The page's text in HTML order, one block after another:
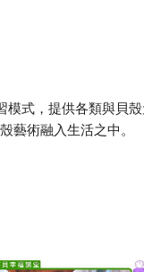
式，提供各類與貝
藝術融入生活之中。